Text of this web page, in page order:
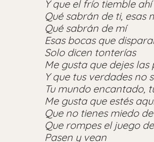
Y que el frío tiemble
Qué sabrán de ti, esas
Qué sabrán de mí
Esas bocas que
Solo dicen tonterías
Me gusta que dejes
Y que tus verdades no
Tu mundo encantado,
Me gusta que estés
Que no tienes miedo
Que rompes el juego
Pasen y vean